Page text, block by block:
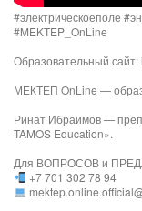
#электрическоеполе
#MEKTEP_OnLine​​
Образовательный
МЕКТЕП OnLine —
Ринат Ибраимов —
TAMOS Education».
Для ВОПРОСОВ и
+7 701 302 78 94